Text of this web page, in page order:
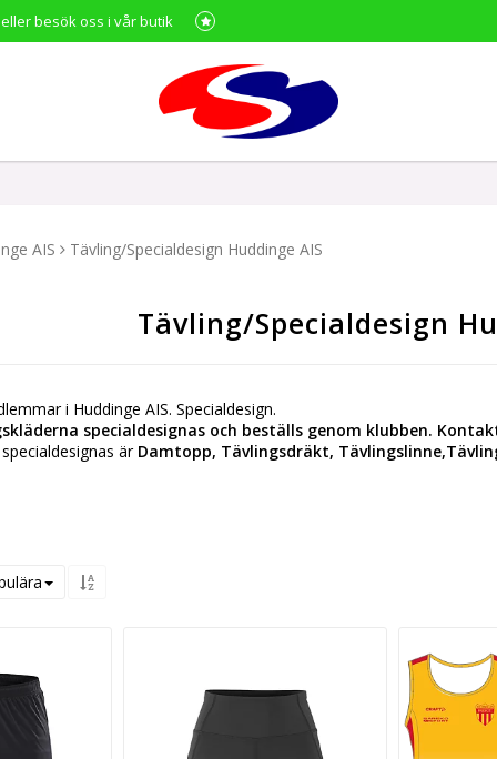
besök oss i vår butik
AIS Tävling/Specialdesign Huddinge AIS
Tävling/Specialdesign
i Huddinge AIS. Specialdesign.
specialdesignas och beställs genom klubben.
är Damtopp, Tävlingsdräkt,